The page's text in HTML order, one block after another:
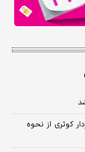
کوثری از نحوه